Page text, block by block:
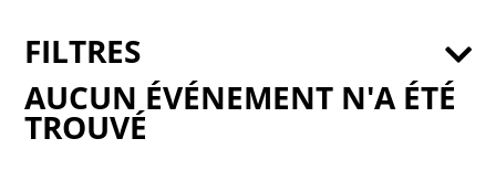
AUCUN ÉVÉNEMENT N'A ÉTÉ
TROUVÉ
FILTRES